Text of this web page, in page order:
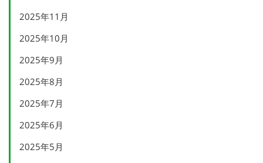
2025年11月
2025年10月
2025年9月
2025年8月
2025年7月
2025年6月
2025年5月